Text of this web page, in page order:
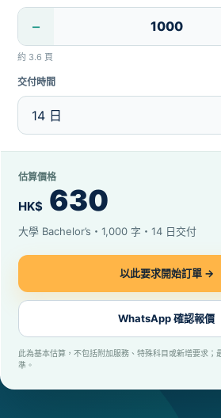
−
約 3.6 頁
交付時間
估算價格
HK$ 630
大學 Bachelor’s・1,000 字・14 日交付
以此要求開始訂單 →
WhatsApp 確認報價
此為基本估算，不包括附加服務、特殊科目或新增要求；
準。